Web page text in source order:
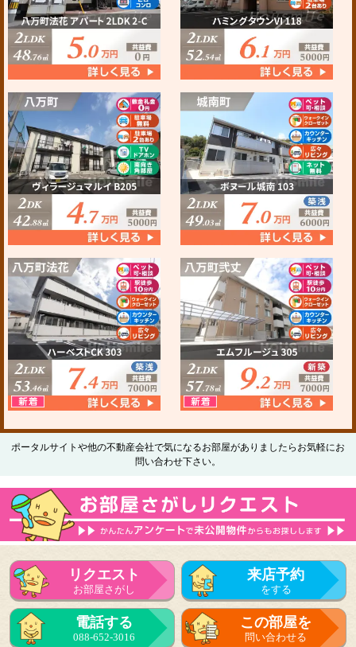
ポータルサイトや他の不動産会社で気になるお部屋がありましたらお気軽にお
問い合わせ下さい。
リクエスト
お部屋さがし
来店予約
をする
電話する
088-652-3016
この部屋を
問い合わせる